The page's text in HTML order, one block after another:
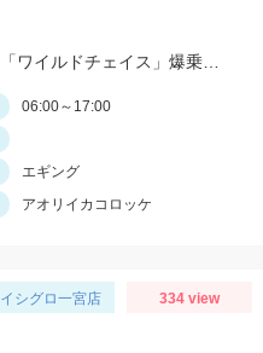
06:00～17:00
エギング
アオリイカコロッケ
イシグロ一宮店 334 view